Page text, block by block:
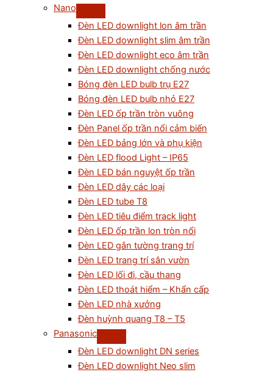
Nano
Đèn LED downlight lon âm trần
Đèn LED downlight slim âm trần
Đèn LED downlight eco âm trần
Đèn LED downlight chống nước
Bóng đèn LED bulb trụ E27
Bóng đèn LED bulb nhỏ E27
Đèn LED ốp trần tròn vuông
Đèn Panel ốp trần nổi cảm biến
Đèn LED bảng lớn và phụ kiện
Đèn LED flood Light – IP65
Đèn LED bán nguyệt ốp trần
Đèn LED dây các loại
Đèn LED tube T8
Đèn LED tiêu điểm track light
Đèn LED ốp trần lon tròn nổi
Đèn LED gắn tường trang trí
Đèn LED trang trí sân vườn
Đèn LED lối đi, cầu thang
Đèn LED thoát hiểm – Khẩn cấp
Đèn LED nhà xưởng
Đèn huỳnh quang T8 – T5
Panasonic
Đèn LED downlight DN series
Đèn LED downlight Neo slim